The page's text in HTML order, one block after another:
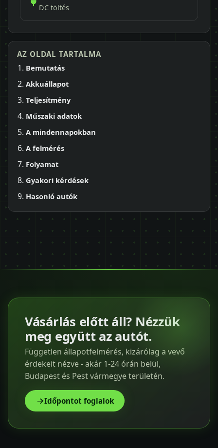
DC töltés
AZ OLDAL TARTALMA
Bemutatás
Akkuállapot
Teljesítmény
Műszaki adatok
A mindennapokban
A felmérés
Folyamat
Gyakori kérdések
Hasonló autók
Vásárlás előtt áll? Nézzük
meg együtt az autót.
Független állapotfelmérés, kizárólag a vevő
érdekeit nézve - akár 1-24 órán belül,
Budapest és Pest vármegye területén.
Időpontot foglalok